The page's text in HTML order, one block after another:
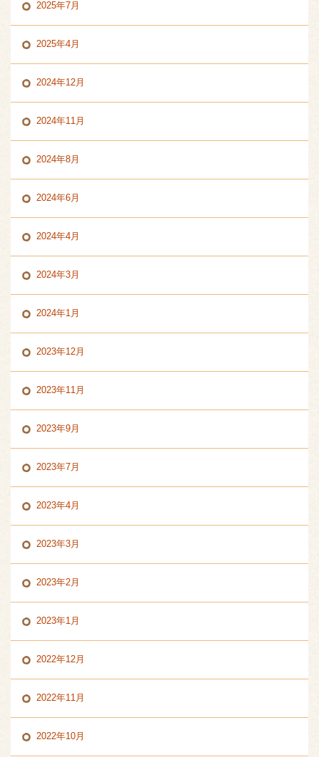
2025年7月
2025年4月
2024年12月
2024年11月
2024年8月
2024年6月
2024年4月
2024年3月
2024年1月
2023年12月
2023年11月
2023年9月
2023年7月
2023年4月
2023年3月
2023年2月
2023年1月
2022年12月
2022年11月
2022年10月